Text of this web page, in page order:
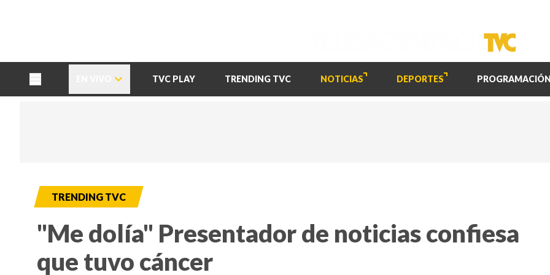
TVC PLAY TRENDING TVC NOTICIAS DEPORTES PROGRAMACIÓN
TRENDING TVC
"Me dolía" Presentador de noticias confiesa
que tuvo cáncer